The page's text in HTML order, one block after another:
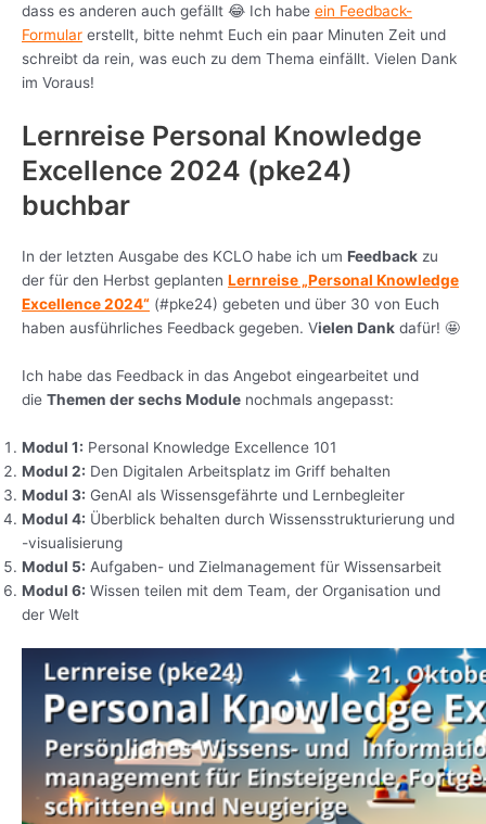
dass es anderen auch gefällt 😂 Ich habe ein Feedback-
Formular erstellt, bitte nehmt Euch ein paar Minuten Zeit und
schreibt da rein, was euch zu dem Thema einfällt. Vielen Dank
im Voraus!
Lernreise Personal Knowledge
Excellence 2024 (pke24)
buchbar
In der letzten Ausgabe des KCLO habe ich um Feedback zu
der für den Herbst geplanten Lernreise „Personal Knowledge
Excellence 2024“ (#pke24) gebeten und über 30 von Euch
haben ausführliches Feedback gegeben. Vielen Dank dafür! 🤩
Ich habe das Feedback in das Angebot eingearbeitet und
die Themen der sechs Module nochmals angepasst:
Modul 1: Personal Knowledge Excellence 101
Modul 2: Den Digitalen Arbeitsplatz im Griff behalten
Modul 3: GenAI als Wissensgefährte und Lernbegleiter
Modul 4: Überblick behalten durch Wissensstrukturierung und
-visualisierung
Modul 5: Aufgaben- und Zielmanagement für Wissensarbeit
Modul 6: Wissen teilen mit dem Team, der Organisation und
der Welt